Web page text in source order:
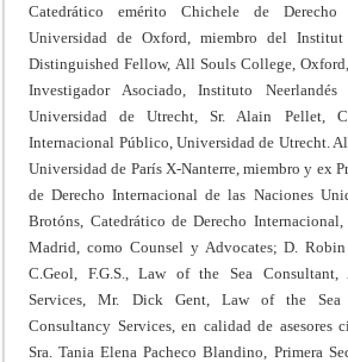
Catedrático emérito Chichele de Derecho
Universidad de Oxford, miembro del
Distinguished Fellow, All Souls College,
Investigador Asociado, Instituto
Universidad de Utrecht, Sr. Alain Pellet,
Internacional Público, Universidad de Utrecht.
Universidad de París X-Nanterre, miembro y ex
de Derecho Internacional de las Naciones
Brotóns, Catedrático de Derecho Internacional,
Madrid, como Counsel y Advocates; D.
C.Geol, F.G.S., Law of the Sea Consultant,
Services, Mr. Dick Gent, Law of the Sea
Consultancy Services, en calidad de asesores
Sra. Tania Elena Pacheco Blandino, Primera